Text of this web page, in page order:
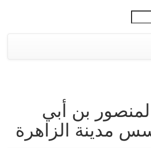
بن أبي
مدينة الزاهرة